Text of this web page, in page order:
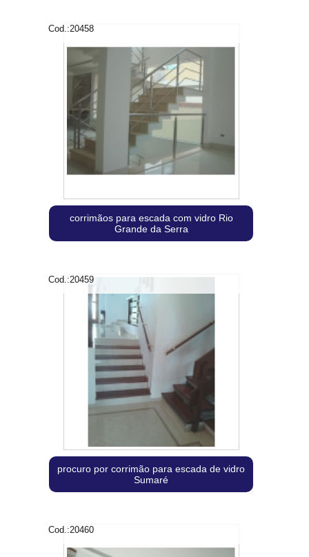
Cod.:20458
corrimãos para escada com vidro Rio
Grande da Serra
Cod.:20459
procuro por corrimão para escada de vidro
Sumaré
Cod.:20460